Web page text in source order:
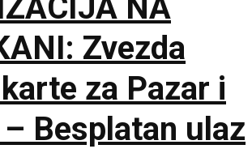
NA
Zvezda
za Pazar i
Besplatan ulaz